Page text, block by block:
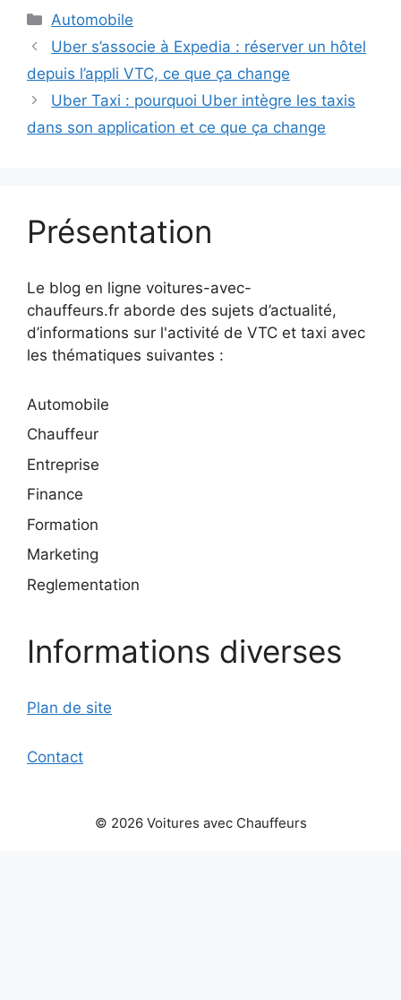
Catégories
Automobile
Uber s’associe à Expedia : réserver un hôtel
depuis l’appli VTC, ce que ça change
Uber Taxi : pourquoi Uber intègre les taxis
dans son application et ce que ça change
Présentation
Le blog en ligne voitures-avec-
chauffeurs.fr aborde des sujets d’actualité,
d’informations sur l'activité de VTC et taxi avec
les thématiques suivantes :
Automobile
Chauffeur
Entreprise
Finance
Formation
Marketing
Reglementation
Informations diverses
Plan de site
Contact
© 2026 Voitures avec Chauffeurs